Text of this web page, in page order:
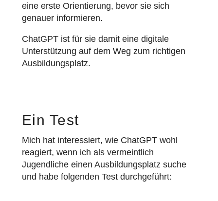
eine erste Orientierung, bevor sie sich
genauer informieren.
ChatGPT ist für sie damit eine digitale
Unterstützung auf dem Weg zum richtigen
Ausbildungsplatz.
Ein Test
Mich hat interessiert, wie ChatGPT wohl
reagiert, wenn ich als vermeintlich
Jugendliche einen Ausbildungsplatz suche
und habe folgenden Test durchgeführt: